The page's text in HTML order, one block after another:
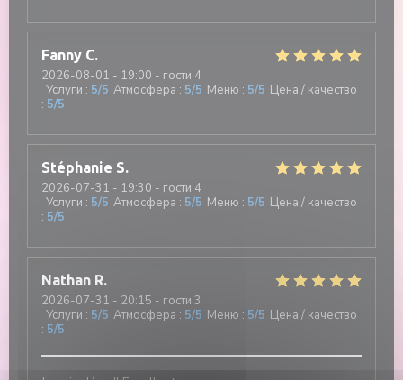
Fanny C
2026-08-01 - 19:00 - гости 4
Услуги : 5/5 Атмосфера : 5/5 Меню : 5/5 Цена / качество
: 5/5
Stéphanie S
2026-07-31 - 19:30 - гости 4
Услуги : 5/5 Атмосфера : 5/5 Меню : 5/5 Цена / качество
: 5/5
Nathan R
2026-07-31 - 20:15 - гости 3
Услуги : 5/5 Атмосфера : 5/5 Меню : 5/5 Цена / качество
: 5/5